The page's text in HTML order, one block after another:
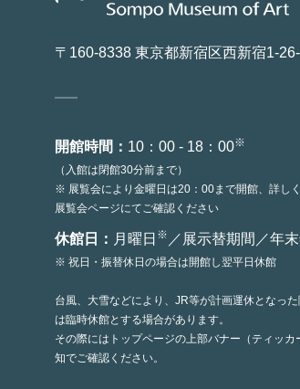
〒160-8338 東京都新宿区西新宿1-
開館時間： 10：00 - 18：00※
（入館は閉館30分前まで）
※ 展覧会により金曜日は20：00まで開館、詳し
展覧会ページにてご確認ください
休館日： 月曜日 ※ ／展示替期間／年
※ 祝日・振替休日の場合は開館し翌平日休館
台風、大雪などにより、JR等が計画運休となった
は臨時休館とする場合があります。
その際にはトップページの上部バナー（ティッカ
知でご確認ください。